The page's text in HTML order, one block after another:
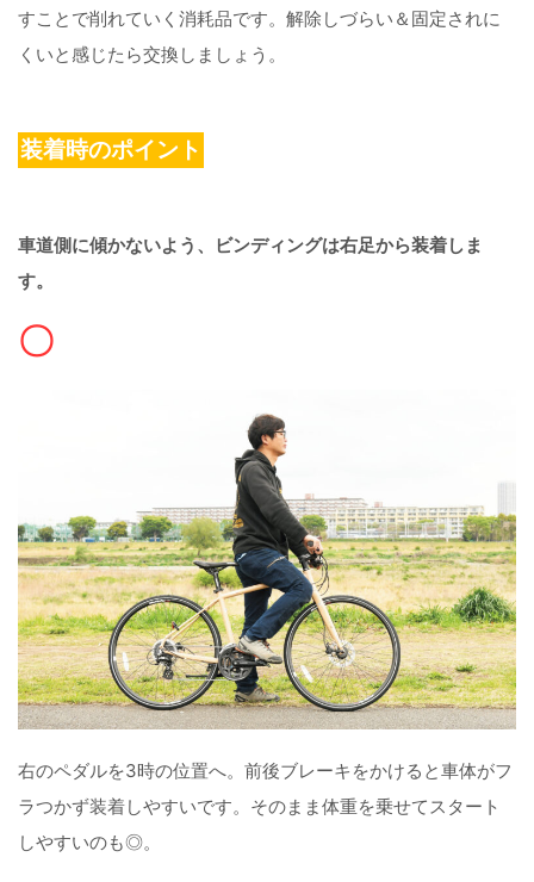
すことで削れていく消耗品です。解除しづらい＆固定されに
くいと感じたら交換しましょう。
装着時のポイント
車道側に傾かないよう、ビンディングは右足から装着しま
す。
〇
右のペダルを3時の位置へ。前後ブレーキをかけると車体がフ
ラつかず装着しやすいです。そのまま体重を乗せてスタート
しやすいのも◎。